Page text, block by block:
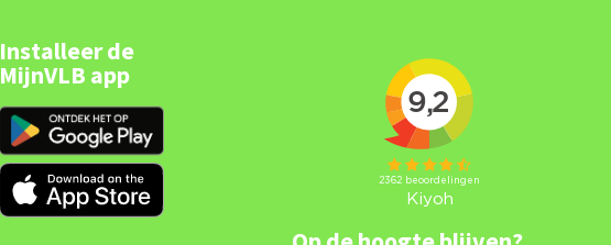
Installeer de
MijnVLB app